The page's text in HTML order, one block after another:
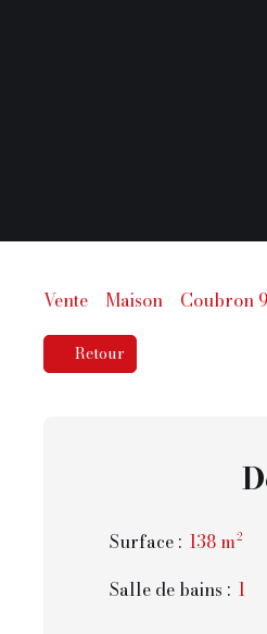
Vente Maison Coubron
Retour
Surface : 138 m²
Salle de bains : 1